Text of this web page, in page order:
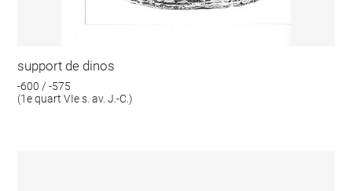
support de dinos
-600 / -575
(1e quart VIe s. av. J.-C.)